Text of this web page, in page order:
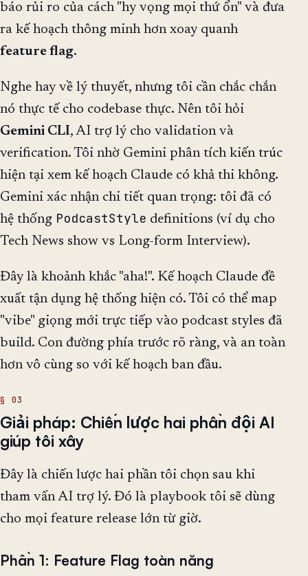
báo rủi ro của cách "hy vọng mọi thứ ổn" và đưa
ra kế hoạch thông minh hơn xoay quanh
feature flag.
Nghe hay về lý thuyết, nhưng tôi cần chắc chắn
nó thực tế cho codebase thực. Nên tôi hỏi
Gemini CLI, AI trợ lý cho validation và
verification. Tôi nhờ Gemini phân tích kiến trúc
hiện tại xem kế hoạch Claude có khả thi không.
Gemini xác nhận chi tiết quan trọng: tôi đã có
hệ thống PodcastStyle definitions (ví dụ cho
Tech News show vs Long-form Interview).
Đây là khoảnh khắc "aha!". Kế hoạch Claude đề
xuất tận dụng hệ thống hiện có. Tôi có thể map
"vibe" giọng mới trực tiếp vào podcast styles đã
build. Con đường phía trước rõ ràng, và an toàn
hơn vô cùng so với kế hoạch ban đầu.
Giải pháp: Chiến lược hai phần đội AI
giúp tôi xây
Đây là chiến lược hai phần tôi chọn sau khi
tham vấn AI trợ lý. Đó là playbook tôi sẽ dùng
cho mọi feature release lớn từ giờ.
Phần 1: Feature Flag toàn năng